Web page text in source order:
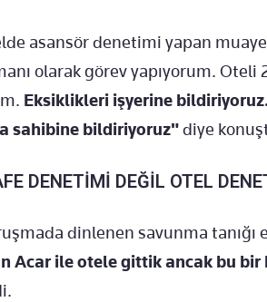
asansör denetimi yapan
olarak görev yapıyorum.
Eksiklikleri işyerine
sahibine bildiriyoruz"diye
DENETİMİ DEĞİL OTEL
dinlenen savunma tanığı
Acar ile otele gittik ancak bu